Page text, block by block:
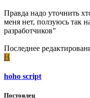
Правда надо уточнить
меня нет, ползуюсь так
разработчиков"
Последнее
H
hoho script
Постоялец